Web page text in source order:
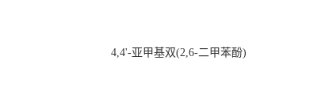
4,4'-亚甲基双(2,6-二甲苯酚)